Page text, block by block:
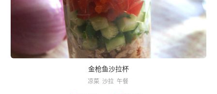
金枪鱼沙拉杯
凉菜 沙拉 午餐